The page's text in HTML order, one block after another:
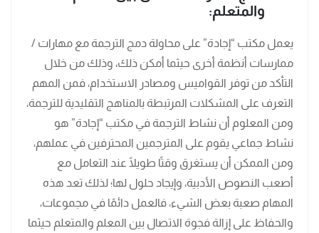
والمتعلم:
يعمل مكتب “إجادة” على محاولة دمج الترجمة مع مهارات /
ممارسات أنظمة أخرى حيثما أمكن ذلك، وذلك من خلال
التأكد من توفر القواميس ومصادر الاستخدام، فمن المهم
التعرف على المشكلات المرتبطة بالمناهج التقليدية للترجمة،
ومن المعلوم أن نشاط الترجمة في مكتب “إجادة” هو
نشاط جماعي يقوم على المترجمين المحترفين في عملهم،
ومن الممكن أن يستغرق وقتًا طويلًا عند التعامل مع
أصعب النصوص الأدبية، وإيجاد حلول لها؛ لذلك تعد هذه
المهام صعبة بعض الشيء، فالعمل دائمًا في مجموعات،
والحفاظ على إزالة فجوة الاتصال بين المعلم والمتعلم حيثما